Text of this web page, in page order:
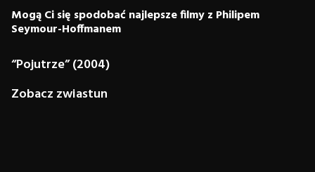
Mogą Ci się spodobać najlepsze filmy z Philipem
Seymour-Hoffmanem
“Pojutrze” (2004)
Zobacz zwiastun